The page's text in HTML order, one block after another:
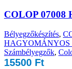
COLOP 07008
Bélyegzőkészítés,
HAGYOMÁNYOS
Számbélyegzők,
15500 Ft